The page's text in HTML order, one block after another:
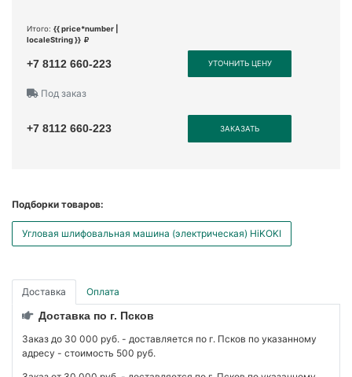
Итого: {{ price*number |
localeString }}
+7 8112 660-223 УТОЧНИТЬ ЦЕНУ
Под заказ
+7 8112 660-223 ЗАКАЗАТЬ
Подборки товаров:
Угловая шлифовальная машина (электрическая) HiKOKI
Доставка Оплата
Доставка по г. Псков
Заказ до 30 000 руб. - доставляется по г. Псков по указанному
адресу - стоимость 500 руб.